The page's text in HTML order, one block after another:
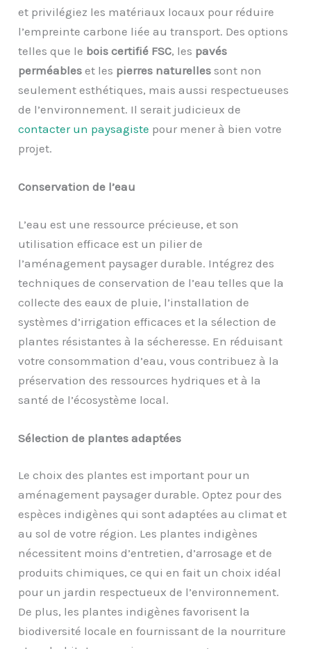
et privilégiez les matériaux locaux pour réduire
l’empreinte carbone liée au transport. Des options
telles que le bois certifié FSC, les pavés
perméables et les pierres naturelles sont non
seulement esthétiques, mais aussi respectueuses
de l’environnement. Il serait judicieux de
contacter un paysagiste pour mener à bien votre
projet.
Conservation de l’eau
L’eau est une ressource précieuse, et son
utilisation efficace est un pilier de
l’aménagement paysager durable. Intégrez des
techniques de conservation de l’eau telles que la
collecte des eaux de pluie, l’installation de
systèmes d’irrigation efficaces et la sélection de
plantes résistantes à la sécheresse. En réduisant
votre consommation d’eau, vous contribuez à la
préservation des ressources hydriques et à la
santé de l’écosystème local.
Sélection de plantes adaptées
Le choix des plantes est important pour un
aménagement paysager durable. Optez pour des
espèces indigènes qui sont adaptées au climat et
au sol de votre région. Les plantes indigènes
nécessitent moins d’entretien, d’arrosage et de
produits chimiques, ce qui en fait un choix idéal
pour un jardin respectueux de l’environnement.
De plus, les plantes indigènes favorisent la
biodiversité locale en fournissant de la nourriture